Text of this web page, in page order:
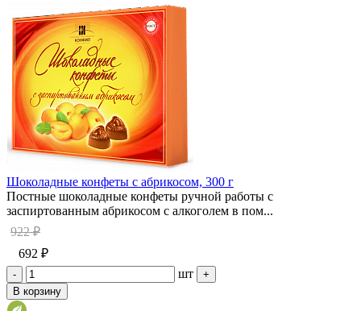
Шоколадные конфеты с абрикосом, 300 г
Постные шоколадные конфеты ручной работы с
заспиртованным абрикосом с алкоголем в пом...
922 ₽
692 ₽
- шт
+
В корзину